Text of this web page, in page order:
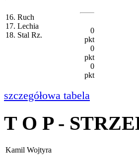
16. Ruch
17. Lechia
18. Stal Rz.
0
pkt
0
pkt
0
pkt
szczegółowa tabela
T O P -
Kamil Wojtyra